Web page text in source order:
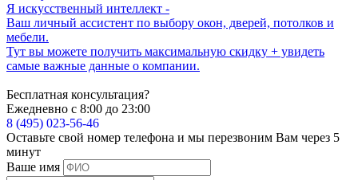
Я искусственный интеллект -
Ваш личный ассистент по выбору окон, дверей, потолков и
мебели.
Тут вы можете получить максимальную скидку + увидеть
самые важные данные о компании.
Бесплатная консультация?
Ежедневно с 8:00 до 23:00
8 (495) 023-56-46
Оставьте свой номер телефона и мы перезвоним Вам через 5
минут
Ваше имя